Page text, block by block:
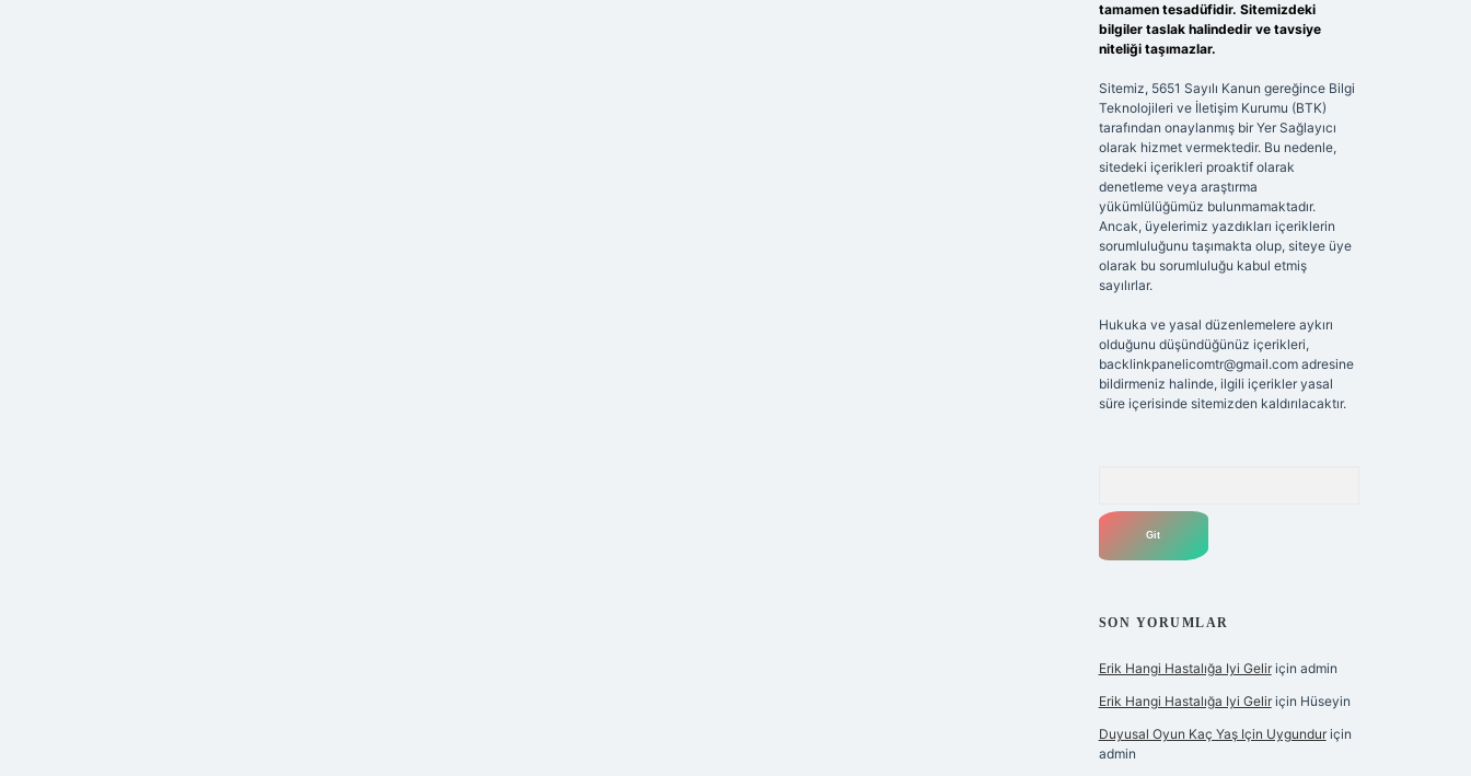
tamamen tesadüfidir. Sitemizdeki
bilgiler taslak halindedir ve tavsiye
niteliği taşımazlar.
Sitemiz, 5651 Sayılı Kanun gereğince Bilgi
Teknolojileri ve İletişim Kurumu (BTK)
tarafından onaylanmış bir Yer Sağlayıcı
olarak hizmet vermektedir. Bu nedenle,
sitedeki içerikleri proaktif olarak
denetleme veya araştırma
yükümlülüğümüz bulunmamaktadır.
Ancak, üyelerimiz yazdıkları içeriklerin
sorumluluğunu taşımakta olup, siteye üye
olarak bu sorumluluğu kabul etmiş
sayılırlar.
Hukuka ve yasal düzenlemelere aykırı
olduğunu düşündüğünüz içerikleri,
backlinkpanelicomtr@gmail.comadresine
bildirmeniz halinde, ilgili içerikler yasal
süre içerisinde sitemizden kaldırılacaktır.
SON YORUMLAR
Erik Hangi Hastalığa Iyi Geliriçin admin
Erik Hangi Hastalığa Iyi Geliriçin Hüseyin
Duyusal Oyun Kaç Yaş Için Uygunduriçin
admin